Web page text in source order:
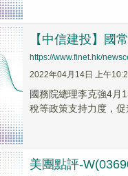
【中信建投】國
https://www.finet.hk/
2022年04月14日 上午
國務院總理李克強4月
稅等政策支持力度，促
美團點評-